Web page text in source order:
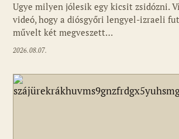
Ugye milyen jólesik egy kicsit zsidózni.
videó, hogy a diósgyőri lengyel-izraeli
művelt két megveszett…
2026.08.07.